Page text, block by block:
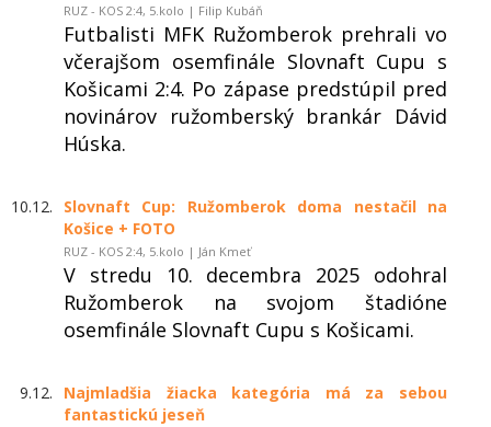
RUZ - KOS 2:4, 5.kolo | Filip Kubáň
Futbalisti MFK Ružomberok prehrali vo
včerajšom osemfinále Slovnaft Cupu s
Košicami 2:4. Po zápase predstúpil pred
novinárov ružomberský brankár Dávid
Húska.
10.12.
Slovnaft Cup: Ružomberok doma nestačil na
Košice + FOTO
RUZ - KOS 2:4, 5.kolo | Ján Kmeť
V stredu 10. decembra 2025 odohral
Ružomberok na svojom štadióne
osemfinále Slovnaft Cupu s Košicami.
9.12.
Najmladšia žiacka kategória má za sebou
fantastickú jeseň